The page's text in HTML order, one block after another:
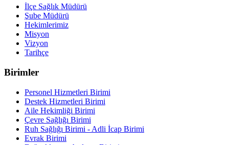
İlçe Sağlık Müdürü
Şube Müdürü
Hekimlerimiz
Misyon
Vizyon
Tarihçe
Birimler
Personel Hizmetleri Birimi
Destek Hizmetleri Birimi
Aile Hekimliği Birimi
Çevre Sağlığı Birimi
Ruh Sağlığı Birimi - Adli İcap Birimi
Evrak Birimi